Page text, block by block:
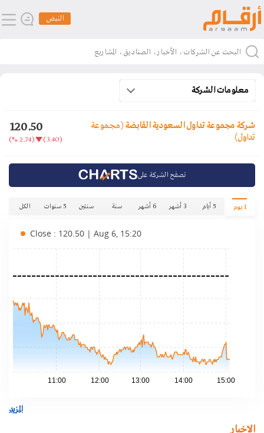
النبض
معلومات الشركة
شركة مجموعة تداول السعودية القابضة (مجموعة
تداول)
120.50
(3.40)
(2.74 %)
تصفح الشركة على
1 يوم 5 أيام 3 أشهر 6 أشهر سنة سنتين 5 سنوات الكل
11:00 12:00 13:00 14:00 15:00
Close : 120.50 | Aug 6, 15:20
المزيد
الاخبار